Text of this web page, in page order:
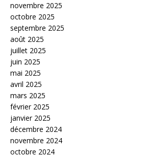
novembre 2025
octobre 2025
septembre 2025
août 2025
juillet 2025
juin 2025
mai 2025
avril 2025
mars 2025
février 2025
janvier 2025
décembre 2024
novembre 2024
octobre 2024